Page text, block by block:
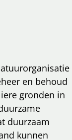
en behoud
gronden in
duurzaam
kunnen